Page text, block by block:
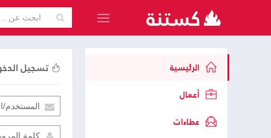
الرئيسية
أعمال
عطاءات
تسجيل